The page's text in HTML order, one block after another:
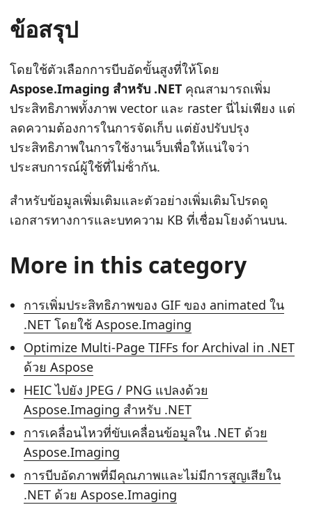
ข้อสรุป
โดยใช้ตัวเลือกการบีบอัดขั้นสูงที่ให้โดย
Aspose.Imaging สําหรับ .NET คุณสามารถเพิ่ม
ประสิทธิภาพทั้งภาพ vector และ raster นี่ไม่เพียง แต่
ลดความต้องการในการจัดเก็บ แต่ยังปรับปรุง
ประสิทธิภาพในการใช้งานเว็บเพื่อให้แน่ใจว่า
ประสบการณ์ผู้ใช้ที่ไม่ซ้ํากัน.
สําหรับข้อมูลเพิ่มเติมและตัวอย่างเพิ่มเติมโปรดดู
เอกสารทางการและบทความ KB ที่เชื่อมโยงด้านบน.
More in this category
การเพิ่มประสิทธิภาพของ GIF ของ animated ใน
.NET โดยใช้ Aspose.Imaging
Optimize Multi-Page TIFFs for Archival in .NET
ด้วย Aspose
HEIC ไปยัง JPEG / PNG แปลงด้วย
Aspose.Imaging สําหรับ .NET
การเคลื่อนไหวที่ขับเคลื่อนข้อมูลใน .NET ด้วย
Aspose.Imaging
การบีบอัดภาพที่มีคุณภาพและไม่มีการสูญเสียใน
.NET ด้วย Aspose.Imaging